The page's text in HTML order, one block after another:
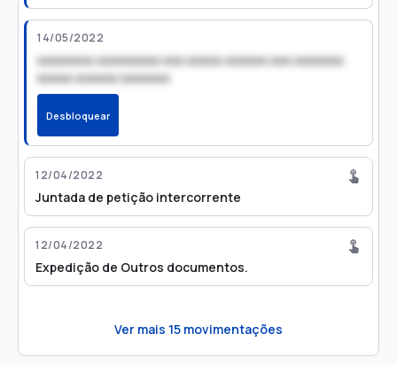
14/05/2022
xxxxxxxx xxxxxxxxx xxx xxxxx xxxxxx xxx xxxxxxx
xxxxx xxxxxx xxxxxxx
Desbloquear
12/04/2022
Juntada de petição intercorrente
12/04/2022
Expedição de Outros documentos.
Ver mais 15 movimentações